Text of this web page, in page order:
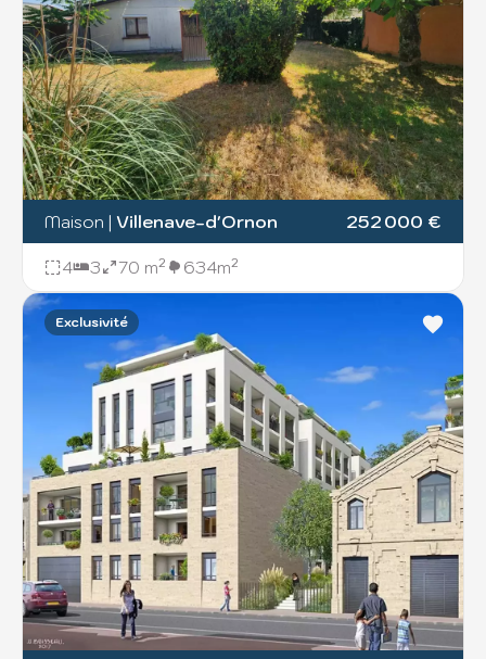
Maison | Villenave-d'Ornon 252 000 €
4 3 70 m² 634m²
Exclusivité